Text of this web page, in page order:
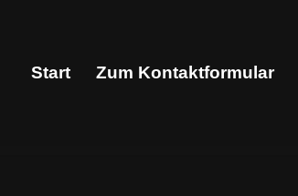
Start Zum Kontaktformular